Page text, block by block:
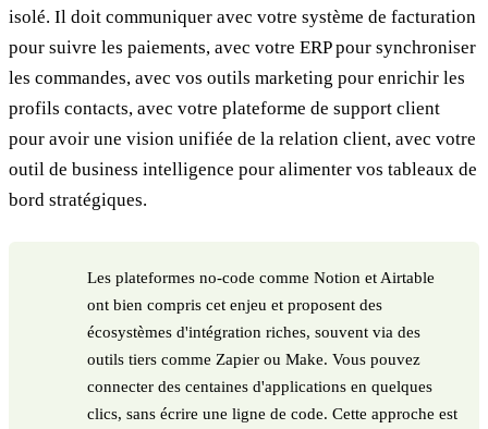
isolé. Il doit communiquer avec votre système de facturation
pour suivre les paiements, avec votre ERP pour synchroniser
les commandes, avec vos outils marketing pour enrichir les
profils contacts, avec votre plateforme de support client
pour avoir une vision unifiée de la relation client, avec votre
outil de business intelligence pour alimenter vos tableaux de
bord stratégiques.
Les plateformes no-code comme Notion et Airtable
ont bien compris cet enjeu et proposent des
écosystèmes d'intégration riches, souvent via des
outils tiers comme Zapier ou Make. Vous pouvez
connecter des centaines d'applications en quelques
clics, sans écrire une ligne de code. Cette approche est